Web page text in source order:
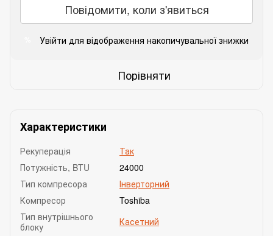
Повідомити, коли з'явиться
Увійти для відображення накопичувальної знижки
Порівняти
Характеристики
Рекуперація
Так
Потужність, BTU
24000
Тип компресора
Інверторний
Компресор
Toshiba
Тип внутрішнього
блоку
Касетний